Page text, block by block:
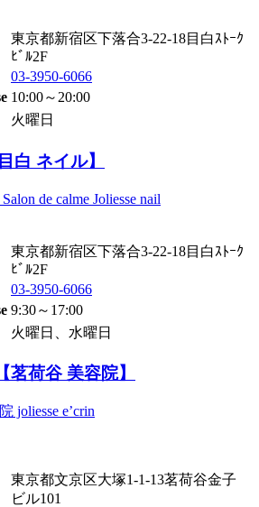
東京都新宿区下落合3-22-18目白ｽﾄｰｸ
ﾋﾞﾙ2F
03-3950-6066
10:00～20:00
火曜日
白 ネイル】
東京都新宿区下落合3-22-18目白ｽﾄｰｸ
ﾋﾞﾙ2F
03-3950-6066
9:30～17:00
火曜日、水曜日
茗荷谷 美容院】
東京都文京区大塚1-1-13茗荷谷金子
ビル101